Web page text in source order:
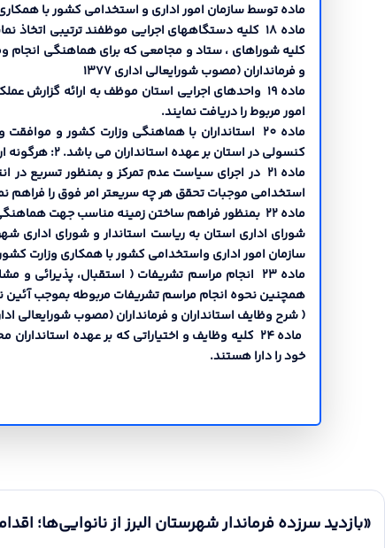
ماده توسط سازمان امور اداري و استخدامی کشور با
ماده 18 کلیه دستگاههاي اجرایی موظفند ترتیبی
کلیه شوراهاي ، ستاد و مجامعی که براي هماهنگی انجام
و فرمانداران (مصوب شورایعالی اداري 1377
ماده 19 واحدهاي اجرایی استان موظف به ارائه
امور مربوط را دریافت نمایند.
کنسولی در استان بر عهده استانداران می باشد. 2: هرگونه ارتباط استانداران با مراکز سیاسی کشورهاي دیگر حسب مأموریت محوله از طرف مراجع ذیصلاح کشور صورت خواهد گرفت.
ماده 21 در اجراي سیاست عدم تمرکز و بمنظور
استخدامی موجبات تحقق هر چه سریعتر امر فوق را فراهم
ماده 22 بمنظور فراهم ساختن زمینه مناسب جهت
شوراي اداري استان به ریاست استاندار و شوراي اداري
سازمان امور اداري واستخدامی کشور با همکاري وزارت
ماده 23 انجام مراسم تشریفات ( استقبال،
همچنین نحوه انجام مراسم تشریفات مربوطه بموجب آئین
( شرح وظایف استانداران و فرمانداران (مصوب شورایعالی اداري
خود را دارا هستند.
«بازدید سرزده فرماندار شهرستان البرز از نانوایی‌ها؛